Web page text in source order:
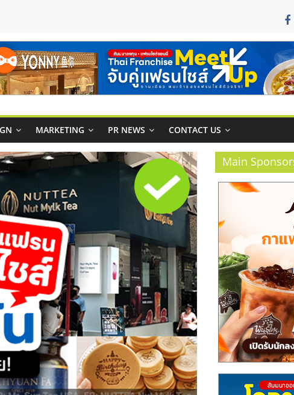
MARKETING PR NEWS CONTACT US
Main